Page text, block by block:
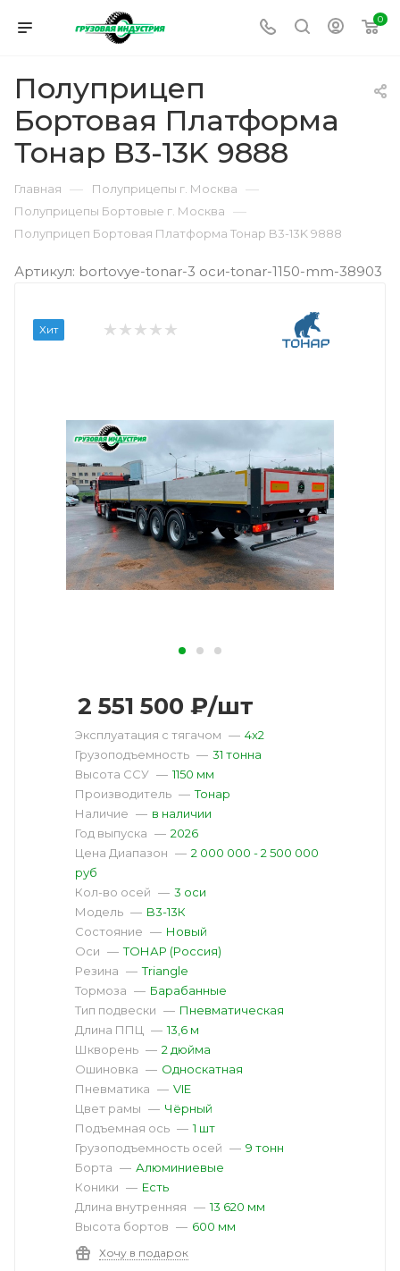
0
Полуприцеп
Бортовая Платформа
Тонар B3-13K 9888
Главная — Полуприцепы г. Москва —
Полуприцепы Бортовые г. Москва —
Полуприцеп Бортовая Платформа Тонар B3-13K 9888
Артикул: bortovye-tonar-3 оси-tonar-1150-mm-38903
Хит
2 551 500 ₽/шт
Эксплуатация с тягачом — 4x2
Грузоподъемность — 31 тонна
Высота ССУ — 1150 мм
Производитель — Тонар
Наличие — в наличии
Год выпуска — 2026
Цена Диапазон — 2 000 000 - 2 500 000
руб
Кол-во осей — 3 оси
Модель — B3-13К
Состояние — Новый
Оси — ТОНАР (Россия)
Резина — Triangle
Тормоза — Барабанные
Тип подвески — Пневматическая
Длина ППЦ
— 13,6 м
Шкворень — 2 дюйма
Ошиновка — Односкатная
Пневматика — VIE
Цвет рамы — Чёрный
Подъемная ось — 1 шт
Грузоподъемность осей — 9 тонн
Борта — Алюминиевые
Коники — Есть
Длина внутренняя — 13 620 мм
Высота бортов — 600 мм
Хочу в подарок